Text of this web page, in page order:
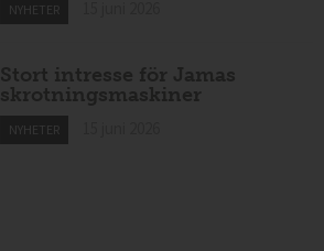
NYHETER
Stort intresse för Jamas
skrotningsmaskiner
NYHETER